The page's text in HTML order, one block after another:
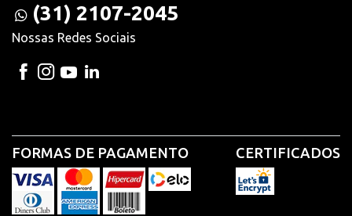
(31) 2107-2045
Nossas Redes Sociais
FORMAS DE PAGAMENTO CERTIFICADOS